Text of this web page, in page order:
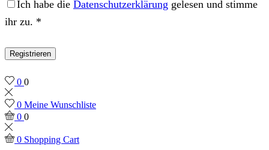
Ich habe die Datenschutzerklärung gelesen und stimme
ihr zu. *
Registrieren
0 0
0 Meine Wunschliste
0 0
0 Shopping Cart